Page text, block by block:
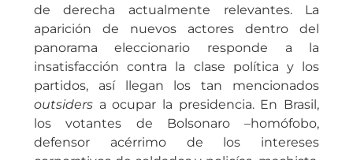
de derecha actualmente relevantes. La
aparición de nuevos actores dentro del
panorama eleccionario responde a la
insatisfacción contra la clase política y los
partidos, así llegan los tan mencionados
outsidersa ocupar la presidencia. En Brasil,
los votantes de Bolsonaro –homófobo,
defensor acérrimo de los intereses